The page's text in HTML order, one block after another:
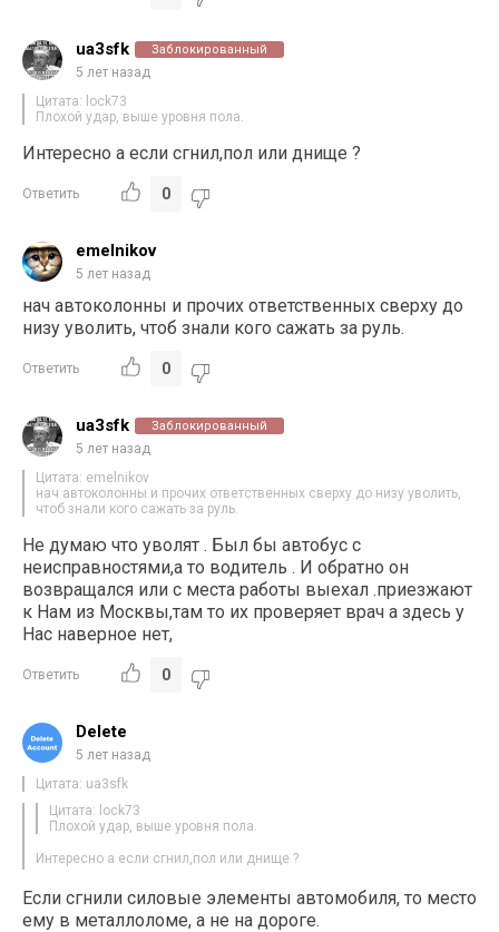
ua3sfk Заблокированный
5 лет назад
Цитата: lock73
Плохой удар, выше уровня пола.
Интересно а если сгнил,пол или днище ?
Ответить 0
emelnikov
5 лет назад
нач автоколонны и прочих ответственных сверху до
низу уволить, чтоб знали кого сажать за руль.
Ответить 0
ua3sfk Заблокированный
5 лет назад
Цитата: emelnikov
нач автоколонны и прочих ответственных сверху до низу уволить,
чтоб знали кого сажать за руль.
Не думаю что уволят . Был бы автобус с
неисправностями,а то водитель . И обратно он
возвращался или с места работы выехал .приезжают
к Нам из Москвы,там то их проверяет врач а здесь у
Нас наверное нет,
Ответить 0
Delete
5 лет назад
Цитата: ua3sfk
Цитата: lock73
Плохой удар, выше уровня пола.
Интересно а если сгнил,пол или днище ?
Если сгнили силовые элементы автомобиля, то место
ему в металлоломе, а не на дороге.